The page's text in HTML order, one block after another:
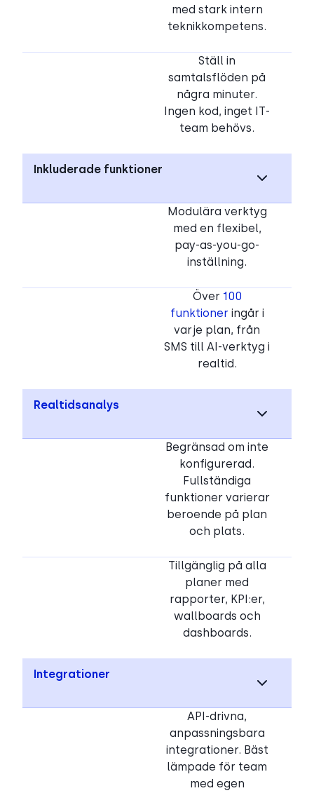
med stark intern
teknikkompetens.
Ställ in
samtalsflöden på
några minuter.
Ingen kod, inget IT-
team behövs.
Inkluderade funktioner
Modulära verktyg
med en flexibel,
pay-as-you-go-
inställning.
Över 100
funktioneringår i
varje plan, från
SMS till AI-verktyg i
realtid.
Realtidsanalys
Begränsad om inte
konfigurerad.
Fullständiga
funktioner varierar
beroende på plan
och plats.
Tillgänglig på alla
planer med
rapporter, KPI:er,
wallboards och
dashboards.
Integrationer
API-drivna,
anpassningsbara
integrationer. Bäst
lämpade för team
med egen